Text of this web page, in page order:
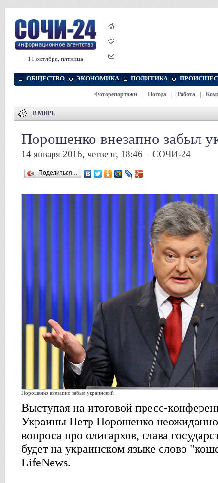
11 октября, пятница
ОБЩЕСТВО ЭКОНОМИКА ПОЛИТИКА
Фоторепортажи Погода Работа
В МИРЕ
Порошенко внезапно забыл
14 января 2016, четверг, 18:46 – СОЧИ-24
Поделиться…
Порошенко внезапно забыл украинский
Выступая на итоговой пресс-
Украины Петр Порошенко
вопроса про олигархов, глава
будет на украинском языке слово
LifeNews.